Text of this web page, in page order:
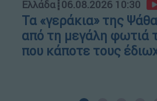
Ελλάδα┋06.08.2026 10:30
Τα «γεράκια» της
από τη μεγάλη φωτιά
που κάποτε τους